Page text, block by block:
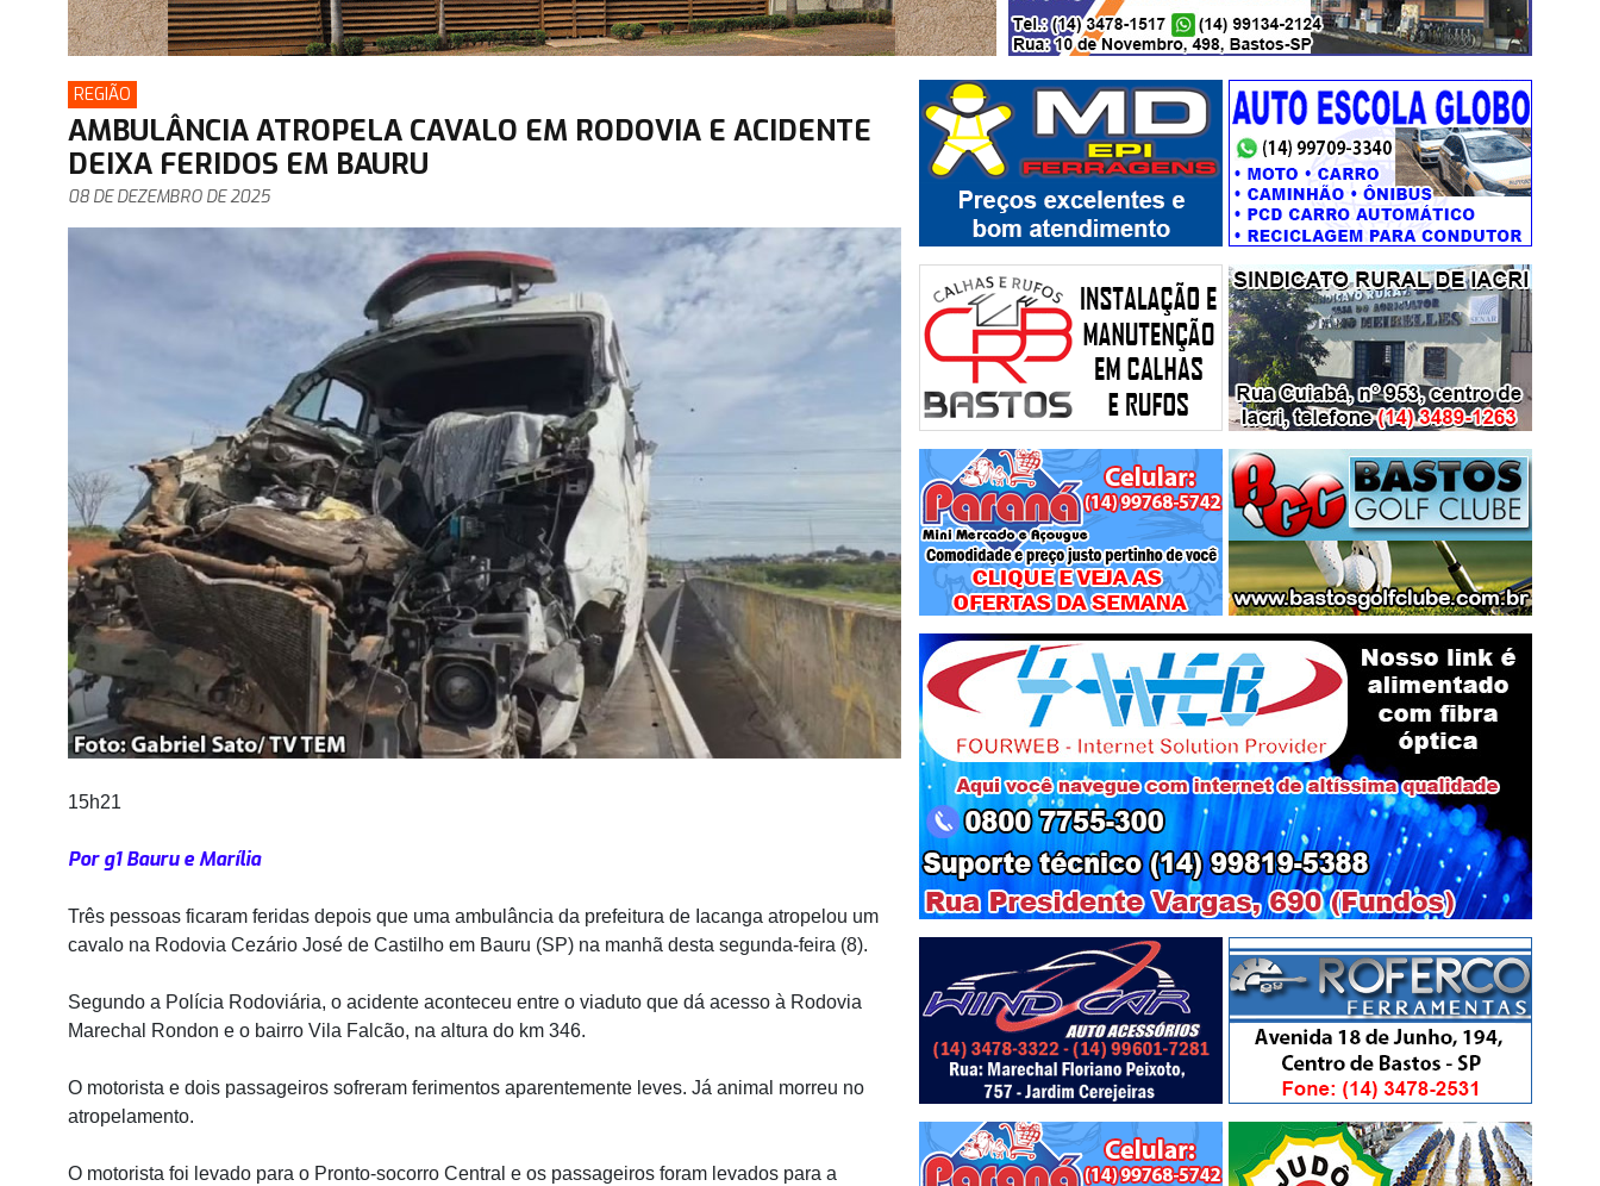
REGIÃO
AMBULÂNCIA ATROPELA CAVALO EM RODOVIA E ACIDENTE
DEIXA FERIDOS EM BAURU
08 DE DEZEMBRO DE 2025
15h21
Por g1 Bauru e Marília
Três pessoas ficaram feridas depois que uma ambulância da prefeitura de Iacanga atropelou um
cavalo na Rodovia Cezário José de Castilho em Bauru (SP) na manhã desta segunda-feira (8).
Segundo a Polícia Rodoviária, o acidente aconteceu entre o viaduto que dá acesso à Rodovia
Marechal Rondon e o bairro Vila Falcão, na altura do km 346.
O motorista e dois passageiros sofreram ferimentos aparentemente leves. Já animal morreu no
atropelamento.
O motorista foi levado para o Pronto-socorro Central e os passageiros foram levados para a